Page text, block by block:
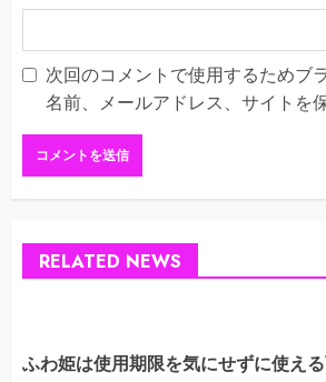
次回のコメントで使用するためブ
名前、メールアドレス、サイトを
RELATED NEWS
ふわ姫は使用期限を気にせずに使え